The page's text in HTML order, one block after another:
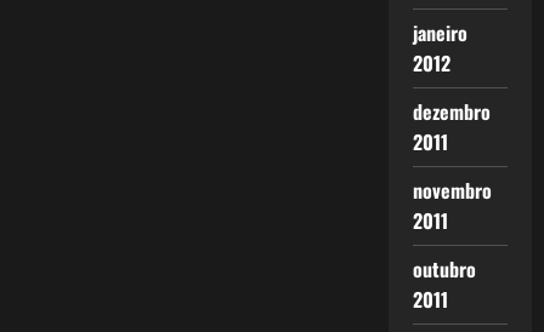
janeiro
2012
dezembro
2011
novembro
2011
outubro
2011